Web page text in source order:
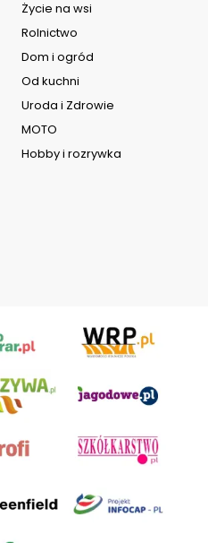
Życie na wsi
Rolnictwo
Dom i ogród
Od kuchni
Uroda i Zdrowie
MOTO
Hobby i rozrywka